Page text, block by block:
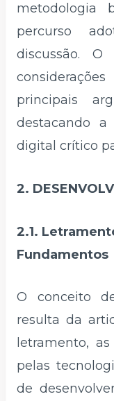
metodologia
percurso
discussão.
principais
destacando
digital crítico
2.
2.1.
Fundamentos
O conceito
resulta da
letramento,
pelas
de